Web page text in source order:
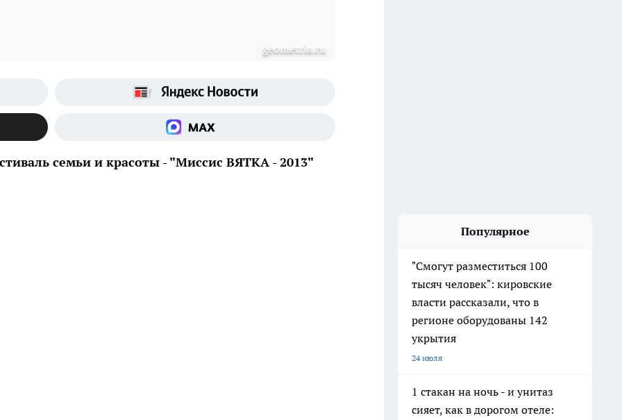
geometria.ru
семьи и красоты - "Миссис ВЯТКА - 2013"
Популярное
"Смогут разместиться 100
тысяч человек": кировские
власти рассказали, что в
регионе оборудованы 142
укрытия
24 июля
1 стакан на ночь - и унитаз
сияет, как в дорогом отеле: